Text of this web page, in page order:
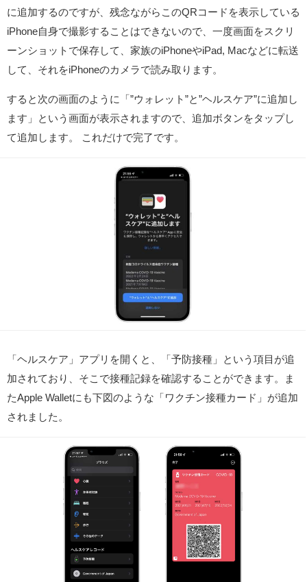
に追加するのですが、残念ながらこのQRコードを表示している
iPhone自身で撮影することはできないので、一度画面をスクリ
ーンショットで保存して、家族のiPhoneやiPad, Macなどに転送
して、それをiPhoneのカメラで読み取ります。
すると次の画面のように「”ウォレット”と”ヘルスケア”に追加し
ます」という画面が表示されますので、追加ボタンをタップし
て追加します。 これだけで完了です。
「ヘルスケア」アプリを開くと、「予防接種」という項目が追
加されており、そこで接種記録を確認することができます。ま
たApple Walletにも下図のような「ワクチン接種カード」が追加
されました。